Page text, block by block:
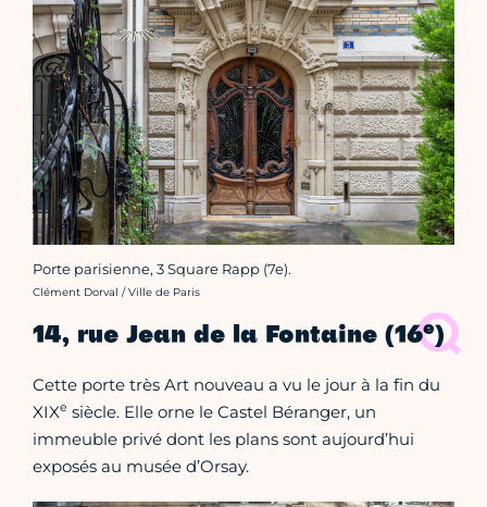
Porte parisienne, 3 Square Rapp (7e).
Crédit photo :
Clément Dorval / Ville de Paris
14, rue Jean de la Fontaine (16e)
Cette porte très Art nouveau a vu le jour à la fin du
XIXe siècle. Elle orne le Castel Béranger, un
immeuble privé dont les plans sont aujourd’hui
exposés au musée d’Orsay.